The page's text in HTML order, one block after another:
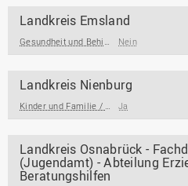
Landkreis Emsland
Gesundheit und Behinderung ,
Nein
Landkreis Nienburg
Kinder und Familie / Jugendarbeit / Jugendsozialarbeit Ja
Landkreis Osnabrück -
(Jugendamt) - Abteilung
Beratungshilfen